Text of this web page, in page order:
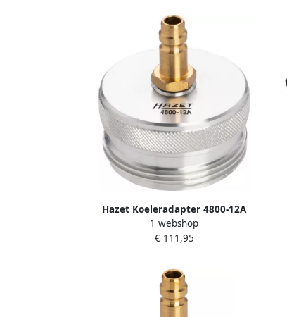
Hazet Koeleradapter 4800-12A
1 webshop
€ 111,95